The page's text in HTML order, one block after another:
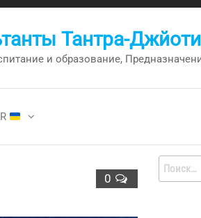
Тантра-
и образование,
0
Найти: